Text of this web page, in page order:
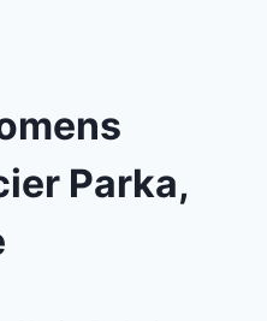
Parka,